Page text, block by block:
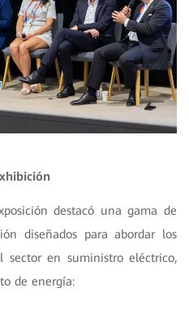
destacó una gama de
diseñados para abordar los
sector en suministro eléctrico,
de energía: